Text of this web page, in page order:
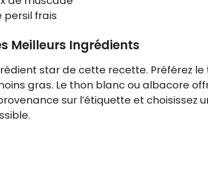
persil frais
Meilleurs Ingrédients
star de cette recette. Préférez
gras. Le thon blanc ou albacore
sur l’étiquette et choisissez